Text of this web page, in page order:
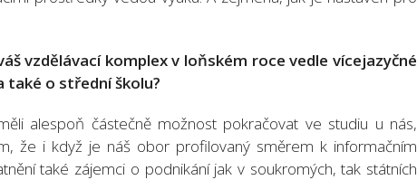
vzdělávací komplex v loňském roce vedle vícejazyčné
také o střední školu?
alespoň částečně možnost pokračovat ve studiu u nás,
že i když je náš obor profilovaný směrem k informačním
také zájemci o podnikání jak v soukromých, tak státních